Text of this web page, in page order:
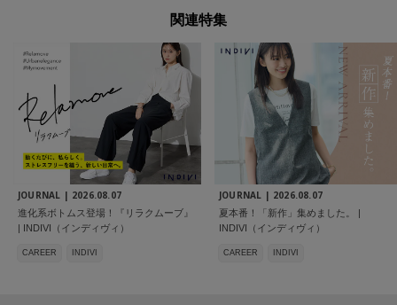
関連特集
JOURNAL | 2026.08.07
進化系ボトムス登場！『リラクムーブ』
| INDIVI（インディヴィ）
CAREER INDIVI
JOURNAL | 2026.08.07
夏本番！「新作」集めました。 |
INDIVI（インディヴィ）
CAREER INDIVI